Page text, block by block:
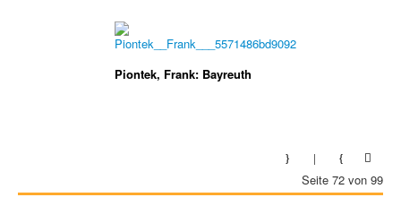
Piontek, Frank: Bayreuth
Seite 72 von 99